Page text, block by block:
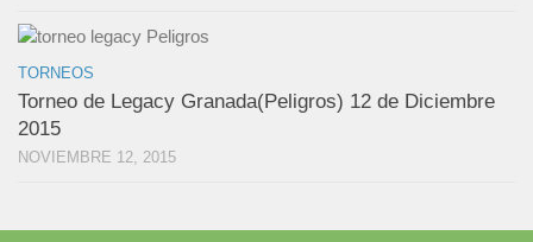
TORNEOS
Torneo de Legacy Granada(Peligros) 12 de Diciembre
2015
NOVIEMBRE 12, 2015